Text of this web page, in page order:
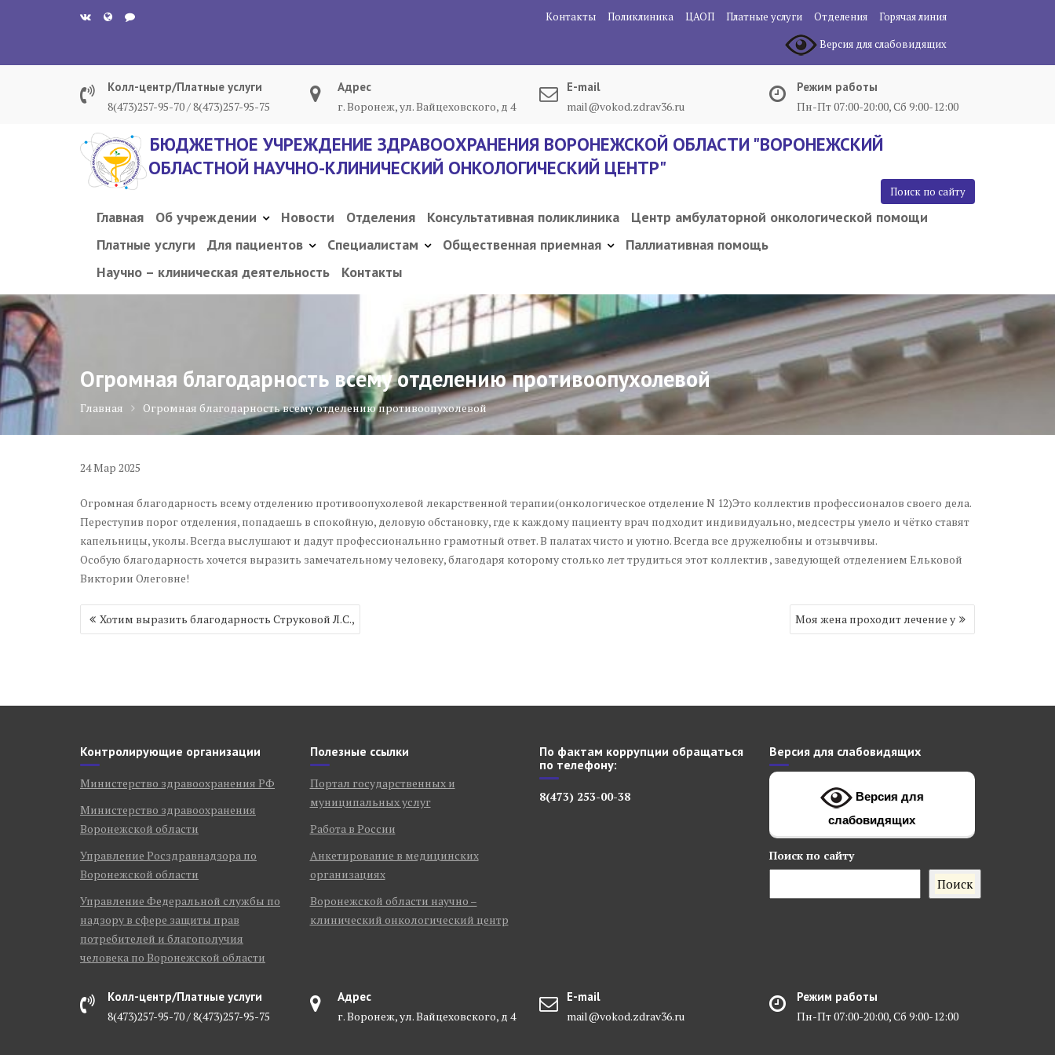
Контакты Поликлиника ЦАОП Платные услуги Отделения
Горячая линия
Версия для слабовидящих
Колл-центр/Платные услуги
8(473)257-95-70 / 8(473)257-95-75
Адрес
г. Воронеж, ул. Вайцеховского, д 4
E-mail
mail@vokod.zdrav36.ru
Режим работы
Пн-Пт 07:00-20:00, Сб 9:00-12:00
БЮДЖЕТНОЕ УЧРЕЖДЕНИЕ ЗДРАВООХРАНЕНИЯ ВОРОНЕЖСКОЙ ОБЛАСТИ "ВОРОНЕЖСКИЙ
ОБЛАСТНОЙ НАУЧНО-КЛИНИЧЕСКИЙ ОНКОЛОГИЧЕСКИЙ ЦЕНТР"
Поиск по сайту
Главная Об учреждении Новости Отделения Консультативная поликлиника
Центр амбулаторной онкологической помощи
Платные услуги
Для пациентов Специалистам Общественная приемная
Паллиативная помощь
Научно – клиническая деятельность
Контакты
Огромная благодарность всему отделению противоопухолевой
Главная Огромная благодарность всему отделению противоопухолевой
24Мар 2025
Огромная благодарность всему отделению противоопухолевой лекарственной терапии(онкологическое отделение N 12)Это коллектив профессионалов своего дела.
Переступив порог отделения, попадаешь в спокойную, деловую обстановку, где к каждому пациенту врач подходит индивидуально, медсестры умело и чётко ставят
капельницы, уколы. Всегда выслушают и дадут профессиональнно грамотный ответ. В палатах чисто и уютно. Всегда все дружелюбны и отзывчивы.
Особую благодарность хочется выразить замечательному человеку, благодаря которому столько лет трудиться этот коллектив , заведующей отделением Ельковой
Виктории Олеговне!
Навигация
по
Хотим выразить благодарность Струковой Л.С., Моя жена проходит лечение у
Контролирующие организации
Министерство здравоохранения РФ
Министерство здравоохранения
Воронежской области
Управление Росздравнадзора по
Воронежской области
Управление Федеральной службы по
надзору в сфере защиты прав
потребителей и благополучия
человека по Воронежской области
Полезные ссылки
Портал государственных и
муниципальных услуг
Работа в России
Анкетирование в медицинских
организациях
Воронежской области научно –
клинический онкологический центр
По фактам коррупции обращаться
по телефону:
8(473) 253-00-38
Версия для слабовидящих
Версия для
слабовидящих
Поискпо сайту
Поиск
Колл-центр/Платные услуги
8(473)257-95-70 / 8(473)257-95-75
Адрес
г. Воронеж, ул. Вайцеховского, д 4
E-mail
mail@vokod.zdrav36.ru
Режим работы
Пн-Пт 07:00-20:00, Сб 9:00-12:00